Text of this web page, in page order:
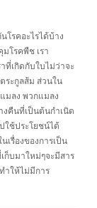
โรคอะไรได้บ้าง
โรคพืช เรา
ที่เกิดกับใบไม่ว่าจะ
ระกูลส้ม ส่วนใน
มลง พวกแมลง
งคืนที่เป็นต้นกำเนิด
ใช้ประโยชน์ได้
เรื่องของการเป็น
บมาใหม่ๆจะมีสาร
ำให้ไม่มีการ